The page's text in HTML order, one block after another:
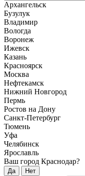
Архангельск
Бузулук
Владимир
Вологда
Воронеж
Ижевск
Казань
Красноярск
Москва
Нефтекамск
Нижний Новгород
Пермь
Ростов на Дону
Санкт-Петербург
Тюмень
Уфа
Челябинск
Ярославль
Ваш город Краснодар?
Да Нет